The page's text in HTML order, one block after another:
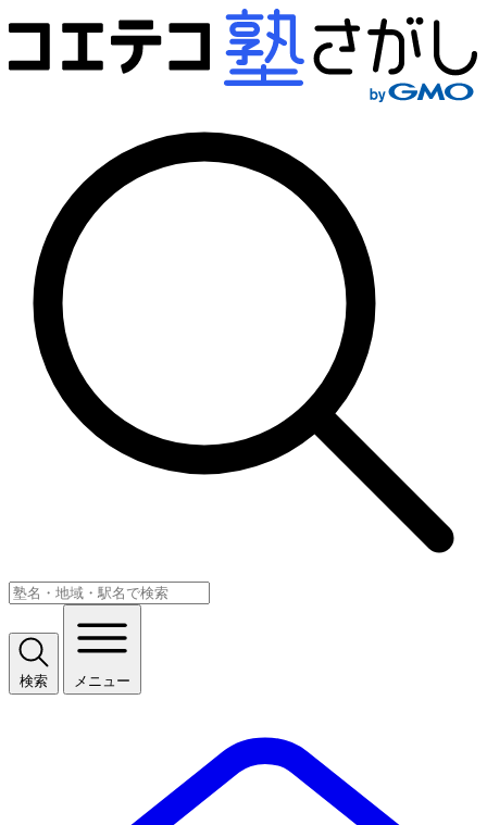
検索 メニュー